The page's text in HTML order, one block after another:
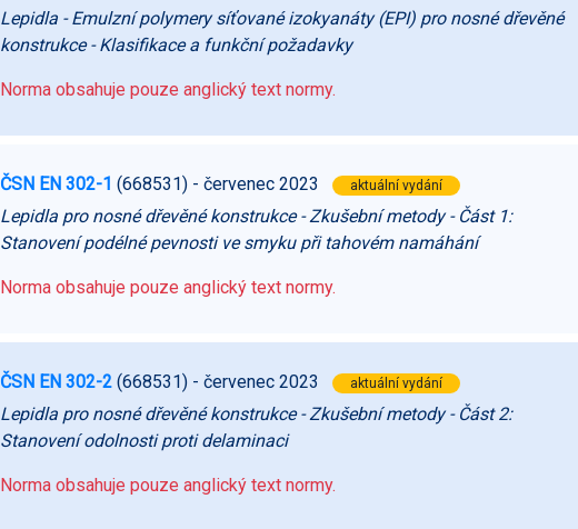
Lepidla - Emulzní polymery síťované izokyanáty (EPI) pro nosné dřevěné
konstrukce - Klasifikace a funkční požadavky
Norma obsahuje pouze anglický text normy.
ČSN EN 302-1 (668531) - červenec 2023 aktuální vydání
Lepidla pro nosné dřevěné konstrukce - Zkušební metody - Část 1:
Stanovení podélné pevnosti ve smyku při tahovém namáhání
Norma obsahuje pouze anglický text normy.
ČSN EN 302-2 (668531) - červenec 2023 aktuální vydání
Lepidla pro nosné dřevěné konstrukce - Zkušební metody - Část 2:
Stanovení odolnosti proti delaminaci
Norma obsahuje pouze anglický text normy.